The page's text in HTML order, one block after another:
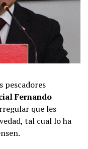
pescadores
Fernando
que les
tal cual lo ha